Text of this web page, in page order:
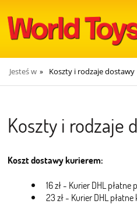
Jesteś w » Koszty i rodzaje dostawy
Koszty i rodzaje
Koszt dostawy kurierem:
16 zł - Kurier DHL płatne
23 zł - Kurier DHL